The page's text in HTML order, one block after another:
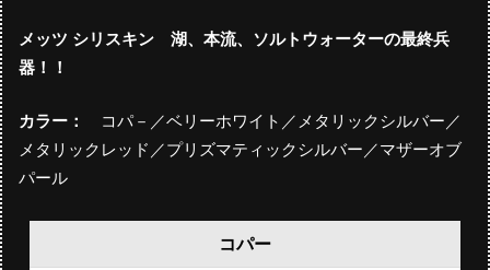
メッツ シリスキン 湖、本流、ソルトウォーターの最終兵
器！！
カラー：
コパ－／ベリーホワイト／メタリックシルバー／
メタリックレッド／プリズマティックシルバー／マザーオブ
パール
コパー